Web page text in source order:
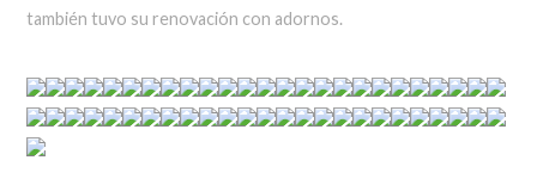
también tuvo su renovación con adornos.